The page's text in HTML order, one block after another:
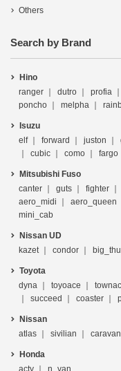
Others
Search by Brand
Hino
ranger
dutro profia
poncho
melpha
Isuzu
elf
forward juston
cubic
como fargo
Mitsubishi Fuso
canter
guts fighter
aero_midi
aero_queen
mini_cab
Nissan UD
kazet
condor
Toyota
dyna
toyoace
succeed
coaster
Nissan
atlas
sivilian caravan
Honda
acty
n_van